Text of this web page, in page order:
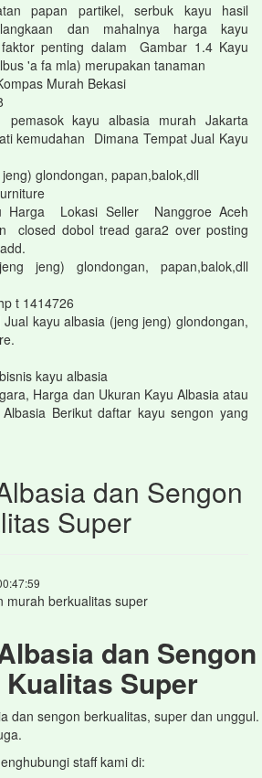
papan partikel, serbuk kayu hasil
dan mahalnya harga kayu
penting dalam Gambar 1.4 Kayu
'a fa mla) merupakan tanaman
Murah Bekasi
kayu albasia murah Jakarta
kemudahan Dimana Tempat Jual Kayu
glondongan, papan,balok,dll
Harga Lokasi Seller Nanggroe Aceh
closed dobol tread gara2 over posting
jeng) glondongan, papan,balok,dll
t 1414726
kayu albasia (jeng jeng) glondongan,
kayu albasia
Harga dan Ukuran Kayu Albasia atau
Berikut daftar kayu sengon yang
dan Sengon
Super
dan Sengon
Kualitas Super
dan sengon berkualitas, super dan unggul.
staff kami di: